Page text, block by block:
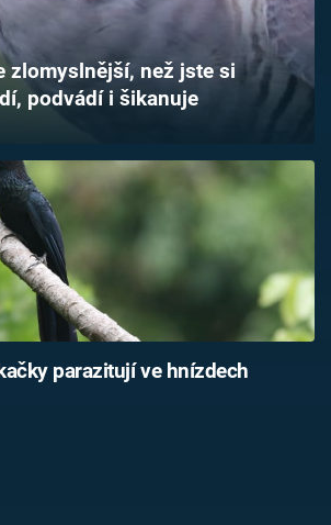
zlomyslnější, než jste si
podvádí i šikanuje
parazitují ve hnízdech